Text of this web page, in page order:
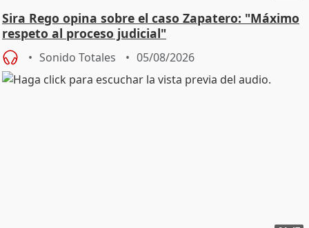
Sira Rego opina sobre el caso Zapatero: "Máximo
respeto al proceso judicial"
Sonido Totales 05/08/2026